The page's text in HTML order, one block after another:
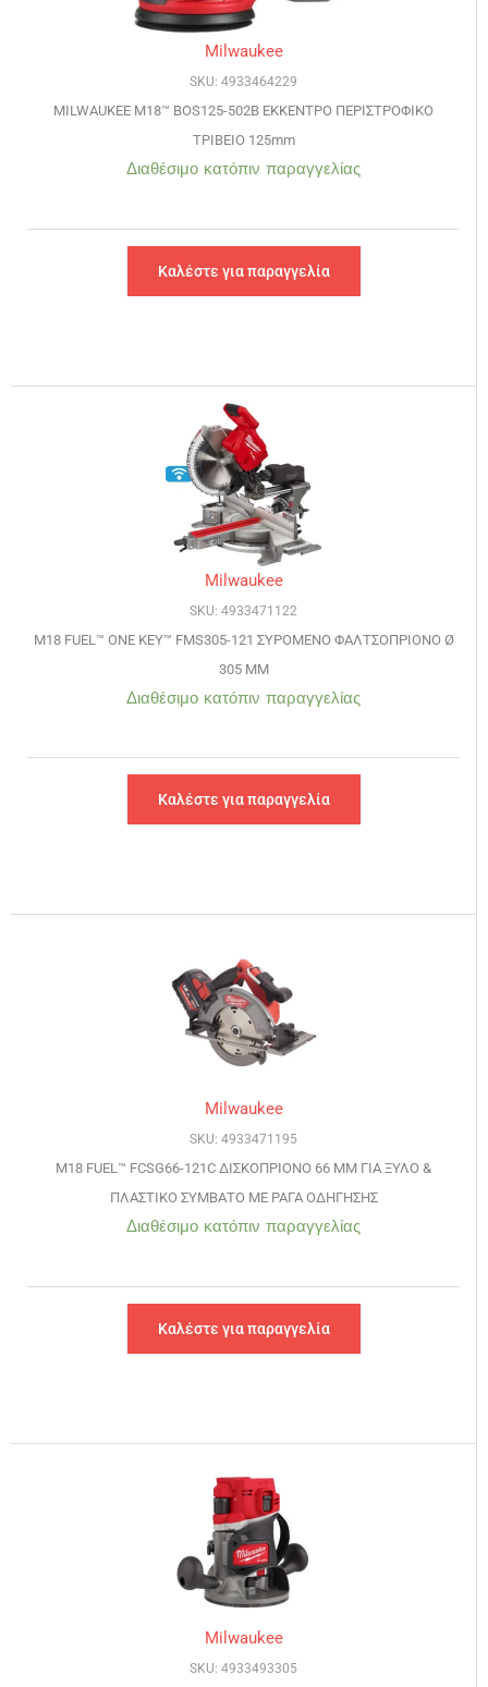
Milwaukee
SKU: 4933464229
MILWAUKEE M18™ BOS125-502B ΕΚΚΕΝΤΡΟ ΠΕΡΙΣΤΡΟΦΙΚΟ
ΤΡΙΒΕΙΟ 125mm
Διαθέσιμο κατόπιν παραγγελίας
Καλέστε για παραγγελία
Milwaukee
SKU: 4933471122
M18 FUEL™ ONE KEY™ FMS305-121 ΣΥΡΟΜΕΝΟ ΦΑΛΤΣΟΠΡΙΟΝΟ Ø
305 MM
Διαθέσιμο κατόπιν παραγγελίας
Καλέστε για παραγγελία
Milwaukee
SKU: 4933471195
M18 FUEL™ FCSG66-121C ΔΙΣΚΟΠΡΙΟΝΟ 66 ΜΜ ΓΙΑ ΞΥΛΟ &
ΠΛΑΣΤΙΚΟ ΣΥΜΒΑΤΟ ΜΕ ΡΑΓΑ ΟΔΗΓΗΣΗΣ
Διαθέσιμο κατόπιν παραγγελίας
Καλέστε για παραγγελία
Milwaukee
SKU: 4933493305